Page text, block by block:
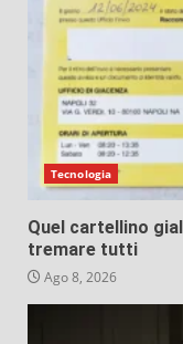
Tecnologia
Quel cartellino
tremare tutti
Ago 8, 2026